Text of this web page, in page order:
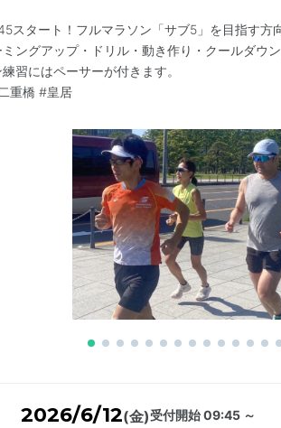
スタート！フルマラソン「サブ5」を目指す方
ングアップ・ドリル・動き作り・クールダウ
習にはペーサーが付きます。
重橋 #皇居
2026/6/12(金)受付開始 09:45 ～